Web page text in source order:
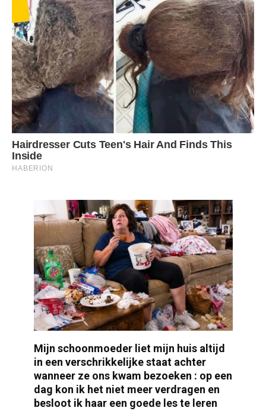
Mijn schoonmoeder liet mijn huis altijd
in een verschrikkelijke staat achter
wanneer ze ons kwam bezoeken : op een
dag kon ik het niet meer verdragen en
besloot ik haar een goede les te leren